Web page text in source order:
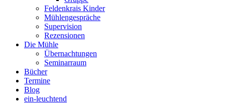
Feldenkrais Kinder
Mühlengespräche
Supervision
Rezensionen
Die Mühle
Übernachtungen
Seminarraum
Bücher
Termine
Blog
ein-leuchtend